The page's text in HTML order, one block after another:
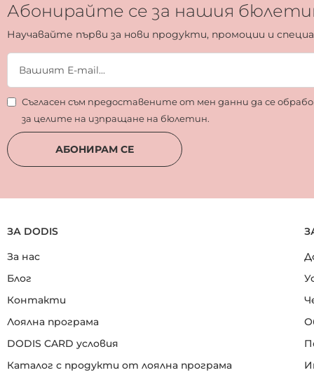
Абонирайте се за нашия
Научавайте първи за нови продукти, промоции и
Съгласен съм предоставените от мен данни да се
за целите на изпращане на бюлетин.
АБОНИРАМ СЕ
ЗА DODIS
За нас
Блог
Контакти
Лоялна програма
DODIS CARD условия
Каталог с продукти от лоялна програма